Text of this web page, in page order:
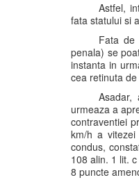
Astfel,
fata statului si
Fata de
penala) se
instanta in
cea retinuta
Asadar,
urmeaza a
contraventiei
km/h a
condus,
108 alin. 1 lit.
8 puncte